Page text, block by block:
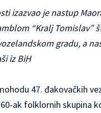
izazvao je nastup
“Kralj Tomislav”
gradu, a
iz BiH
47. đakovačkih
ak folklornih skupina